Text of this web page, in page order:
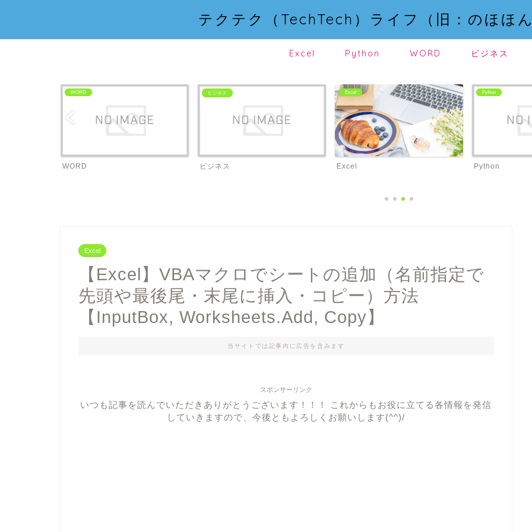
テクテク（TechTech）ライフ（旧：のほほん
Excel Python WORD ビジネス
WORD
WORD
ビジネス
ビジネス
Excel
Excel
Python
Python
Excel
【Excel】VBAマクロでシートの追加（名前指定で
先頭や最後尾・末尾に挿入・コピー）方法
【InputBox, Worksheets.Add, Copy】
当サイトでは記事内に広告を含みます
スポンサーリンク
いつも記事を読んでいただきありがとうございます！！！ これからもお役に立てる各情報を発信
していきますので、今後ともよろしくお願いします(^^)/